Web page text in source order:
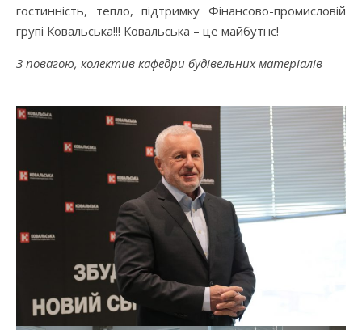
гостинність, тепло, підтримку Фінансово-промисловій
групі Ковальська!!! Ковальська – це майбутнє!
З повагою, колектив кафедри будівельних матеріалів